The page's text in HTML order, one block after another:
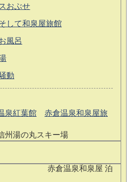
おぶせ
して和泉屋旅館
風呂
動
泉紅葉館
赤倉温泉和泉屋旅
湯の丸スキー場
赤倉温泉和泉屋 泊